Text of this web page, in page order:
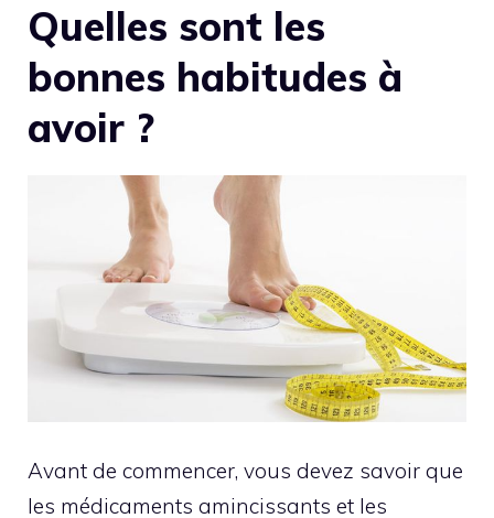
Quelles sont les
bonnes habitudes à
avoir ?
Avant de commencer, vous devez savoir que
les médicaments amincissants et les